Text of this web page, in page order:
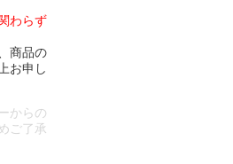
わらず
商品の
お申し
からの
ご了承